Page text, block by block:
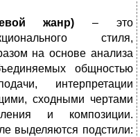
жанр) – это
стиля,
на основе анализа
общностью
интерпретации
сходными чертами
и композиции.
выделяются подстили: